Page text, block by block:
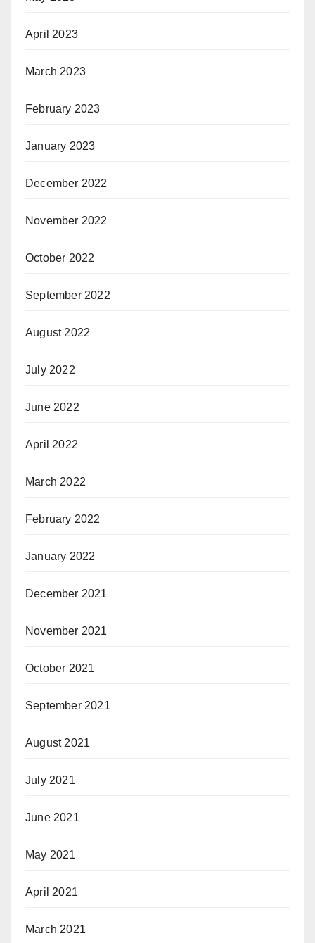
April 2023
March 2023
February 2023
January 2023
December 2022
November 2022
October 2022
September 2022
August 2022
July 2022
June 2022
April 2022
March 2022
February 2022
January 2022
December 2021
November 2021
October 2021
September 2021
August 2021
July 2021
June 2021
May 2021
April 2021
March 2021